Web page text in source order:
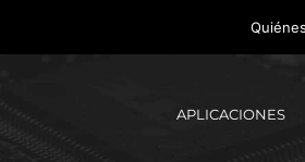
APLICACIONES